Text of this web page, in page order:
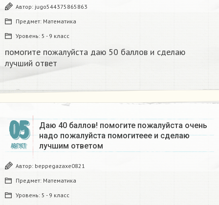
Автор: jugo544375865863
Предмет: Математика
Уровень: 5 - 9 класс
помогите пожалуйста даю 50 баллов и сделаю
лучший ответ ​
05
АВГУСТ
Даю 40 баллов! помогите пожалуйста очень
надо пожалуйста помогитеее и сделаю
лучшим ответом ​
Автор: beppegazaxe0821
Предмет: Математика
Уровень: 5 - 9 класс